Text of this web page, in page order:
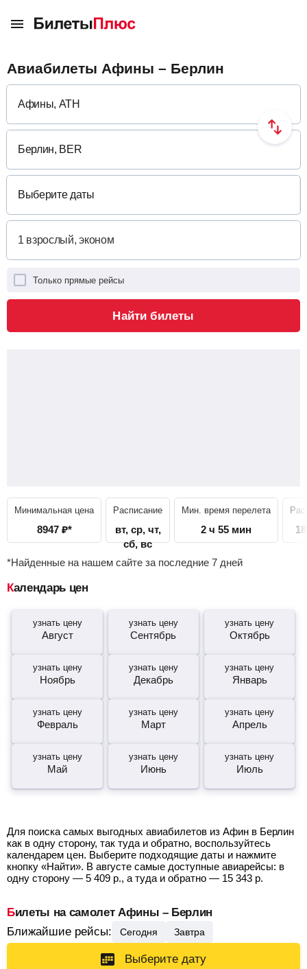
Авиабилеты Афины – Берлин
Выберите даты
Только прямые рейсы
Найти билеты
Минимальная цена
8947 ₽*
Расписание
вт, ср, чт,
сб, вс
Мин. время перелета
2 ч 55 мин
*Найденные на нашем сайте за последние 7 дней
Календарь цен
узнать цену
Август
узнать цену
Сентябрь
узнать цену
Октябрь
узнать цену
Ноябрь
узнать цену
Декабрь
узнать цену
Январь
узнать цену
Февраль
узнать цену
Март
узнать цену
Апрель
узнать цену
Май
узнать цену
Июнь
узнать цену
Июль
Для поиска самых выгодных авиабилетов из Афин в Берлин
как в одну сторону, так туда и обратно, воспользуйтесь
календарем цен. Выберите подходящие даты и нажмите
кнопку «Найти». В августе самые доступные авиарейсы: в
одну сторону — 5 409 р., а туда и обратно — 15 343 р.
Билеты на самолет Афины – Берлин
Ближайшие рейсы:
Сегодня Завтра
Выберите дату